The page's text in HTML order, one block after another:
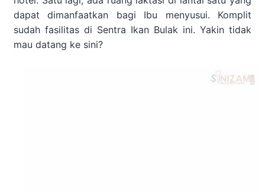
dapat dimanfaatkan bagi Ibu menyusui. Komplit
sudah fasilitas di Sentra Ikan Bulak ini. Yakin tidak
mau datang ke sini?